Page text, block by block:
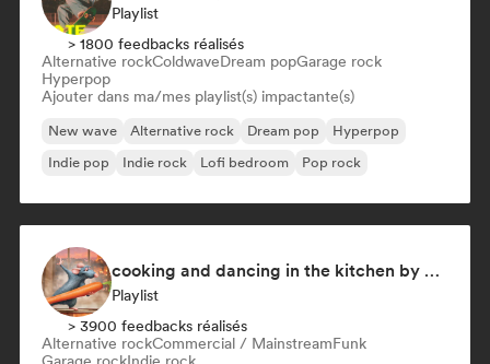
Playlist
> 1800 feedbacks réalisés
Alternative rockColdwaveDream popGarage rock
Hyperpop
Ajouter dans ma/mes playlist(s) impactante(s)
New wave Alternative rock Dream pop
Hyperpop
Indie pop
Indie rock Lofi bedroom Pop rock
cooking and dancing in the kitchen by Cookfy
Playlist
> 3900 feedbacks réalisés
Alternative rockCommercial / MainstreamFunk